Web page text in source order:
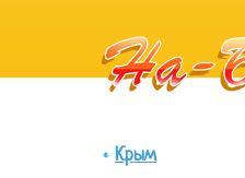
Крым